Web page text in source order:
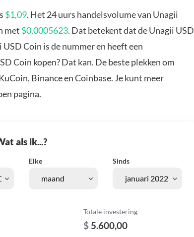
$1,09. Het 24 uurs handelsvolume van Unagii
met $0,0005623. Dat betekent dat de Unagii USD
USD Coin is de nummer en heeft een
Coin kopen? Dat kan. De beste plekken om
Binance en Coinbase. Je kunt meer
pagina.
als ik...?
Elke Sinds
Totale investering
$ 5.600,00